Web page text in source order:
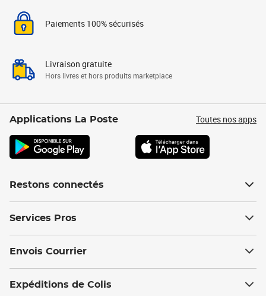
Paiements 100% sécurisés
Livraison gratuite
Hors livres et hors produits marketplace
Applications La Poste Toutes nos apps
Restons connectés
Services Pros
Envois Courrier
Expéditions de Colis